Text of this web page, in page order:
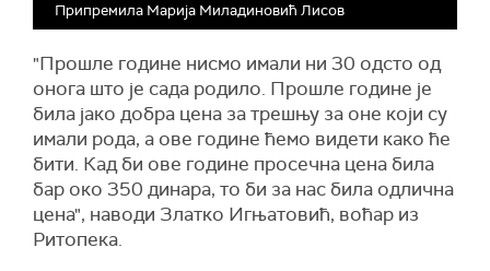
Припремила Марија Миладиновић Лисов
"Прошле године нисмо имали ни 30 одсто од
онога што је сада родило. Прошле године је
била јако добра цена за трешњу за оне који су
имали рода, а ове године ћемо видети како ће
бити. Кад би ове године просечна цена била
бар око 350 динара, то би за нас била одлична
цена", наводи Златко Игњатовић, воћар из
Ритопека.